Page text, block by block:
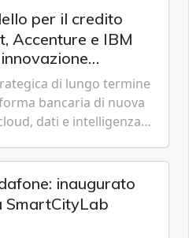
per il credito
Accenture e IBM
di lungo termine
bancaria di nuova
dati e intelligenza
inaugurato
SmartCityLab